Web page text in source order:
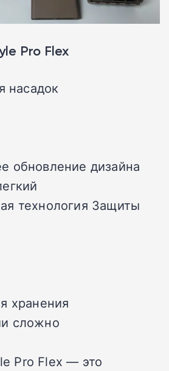
Pro Flex
насадок
обновление дизайна
технология Защиты
хранения
сложно
Pro Flex — это